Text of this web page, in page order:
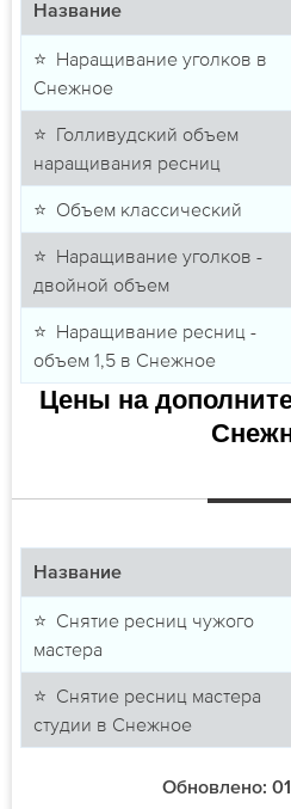
Название
⭐ Наращивание уголков в
Снежное
⭐ Голливудский объем
наращивания ресниц
⭐ Объем классический
⭐ Наращивание уголков -
двойной объем
⭐ Наращивание ресниц -
объем 1,5 в Снежное
Цены на
Название
⭐ Снятие ресниц чужого
мастера
⭐ Снятие ресниц мастера
студии в Снежное
Обновлено: